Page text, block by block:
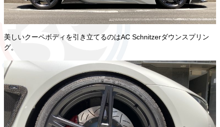
美しいクーペボディを引き立てるのはAC Schnitzerダウンスプリン
グ。